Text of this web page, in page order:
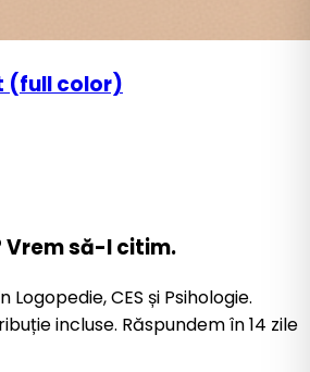
(full color)
Vrem să-l citim.
CES și Psihologie.
incluse. Răspundem în 14 zile